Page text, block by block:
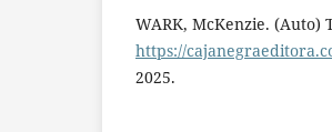
WARK, McKenzie. (Auto)
https://
2025.